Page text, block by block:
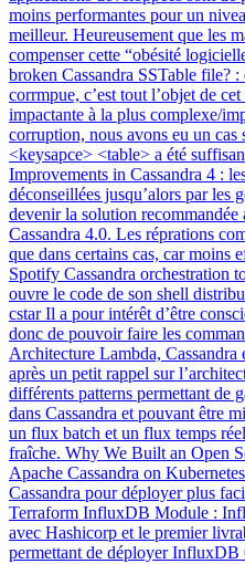
moins performantes pour un
meilleur. Heureusement que les
compenser cette “obésité
broken Cassandra SSTable file?
corrmpue, c’est tout l’objet de
impactante à la plus complexe/
corruption, nous avons eu un
<keysapce> <table> a été
Improvements in Cassandra 4 :
déconseillées jusqu’alors par les
devenir la solution recommandée
Cassandra 4.0. Les réprations
que dans certains cas, car moins
Spotify Cassandra orchestration
ouvre le code de son shell
cstar Il a pour intérêt d’être
donc de pouvoir faire les
Architecture Lambda, Cassandra
après un petit rappel sur
différents patterns permettant de
dans Cassandra et pouvant être
un flux batch et un flux temps
fraîche. Why We Built an Open
Apache Cassandra on
Cassandra pour déployer plus
Terraform InfluxDB Module :
avec Hashicorp et le premier
permettant de déployer InfluxDB